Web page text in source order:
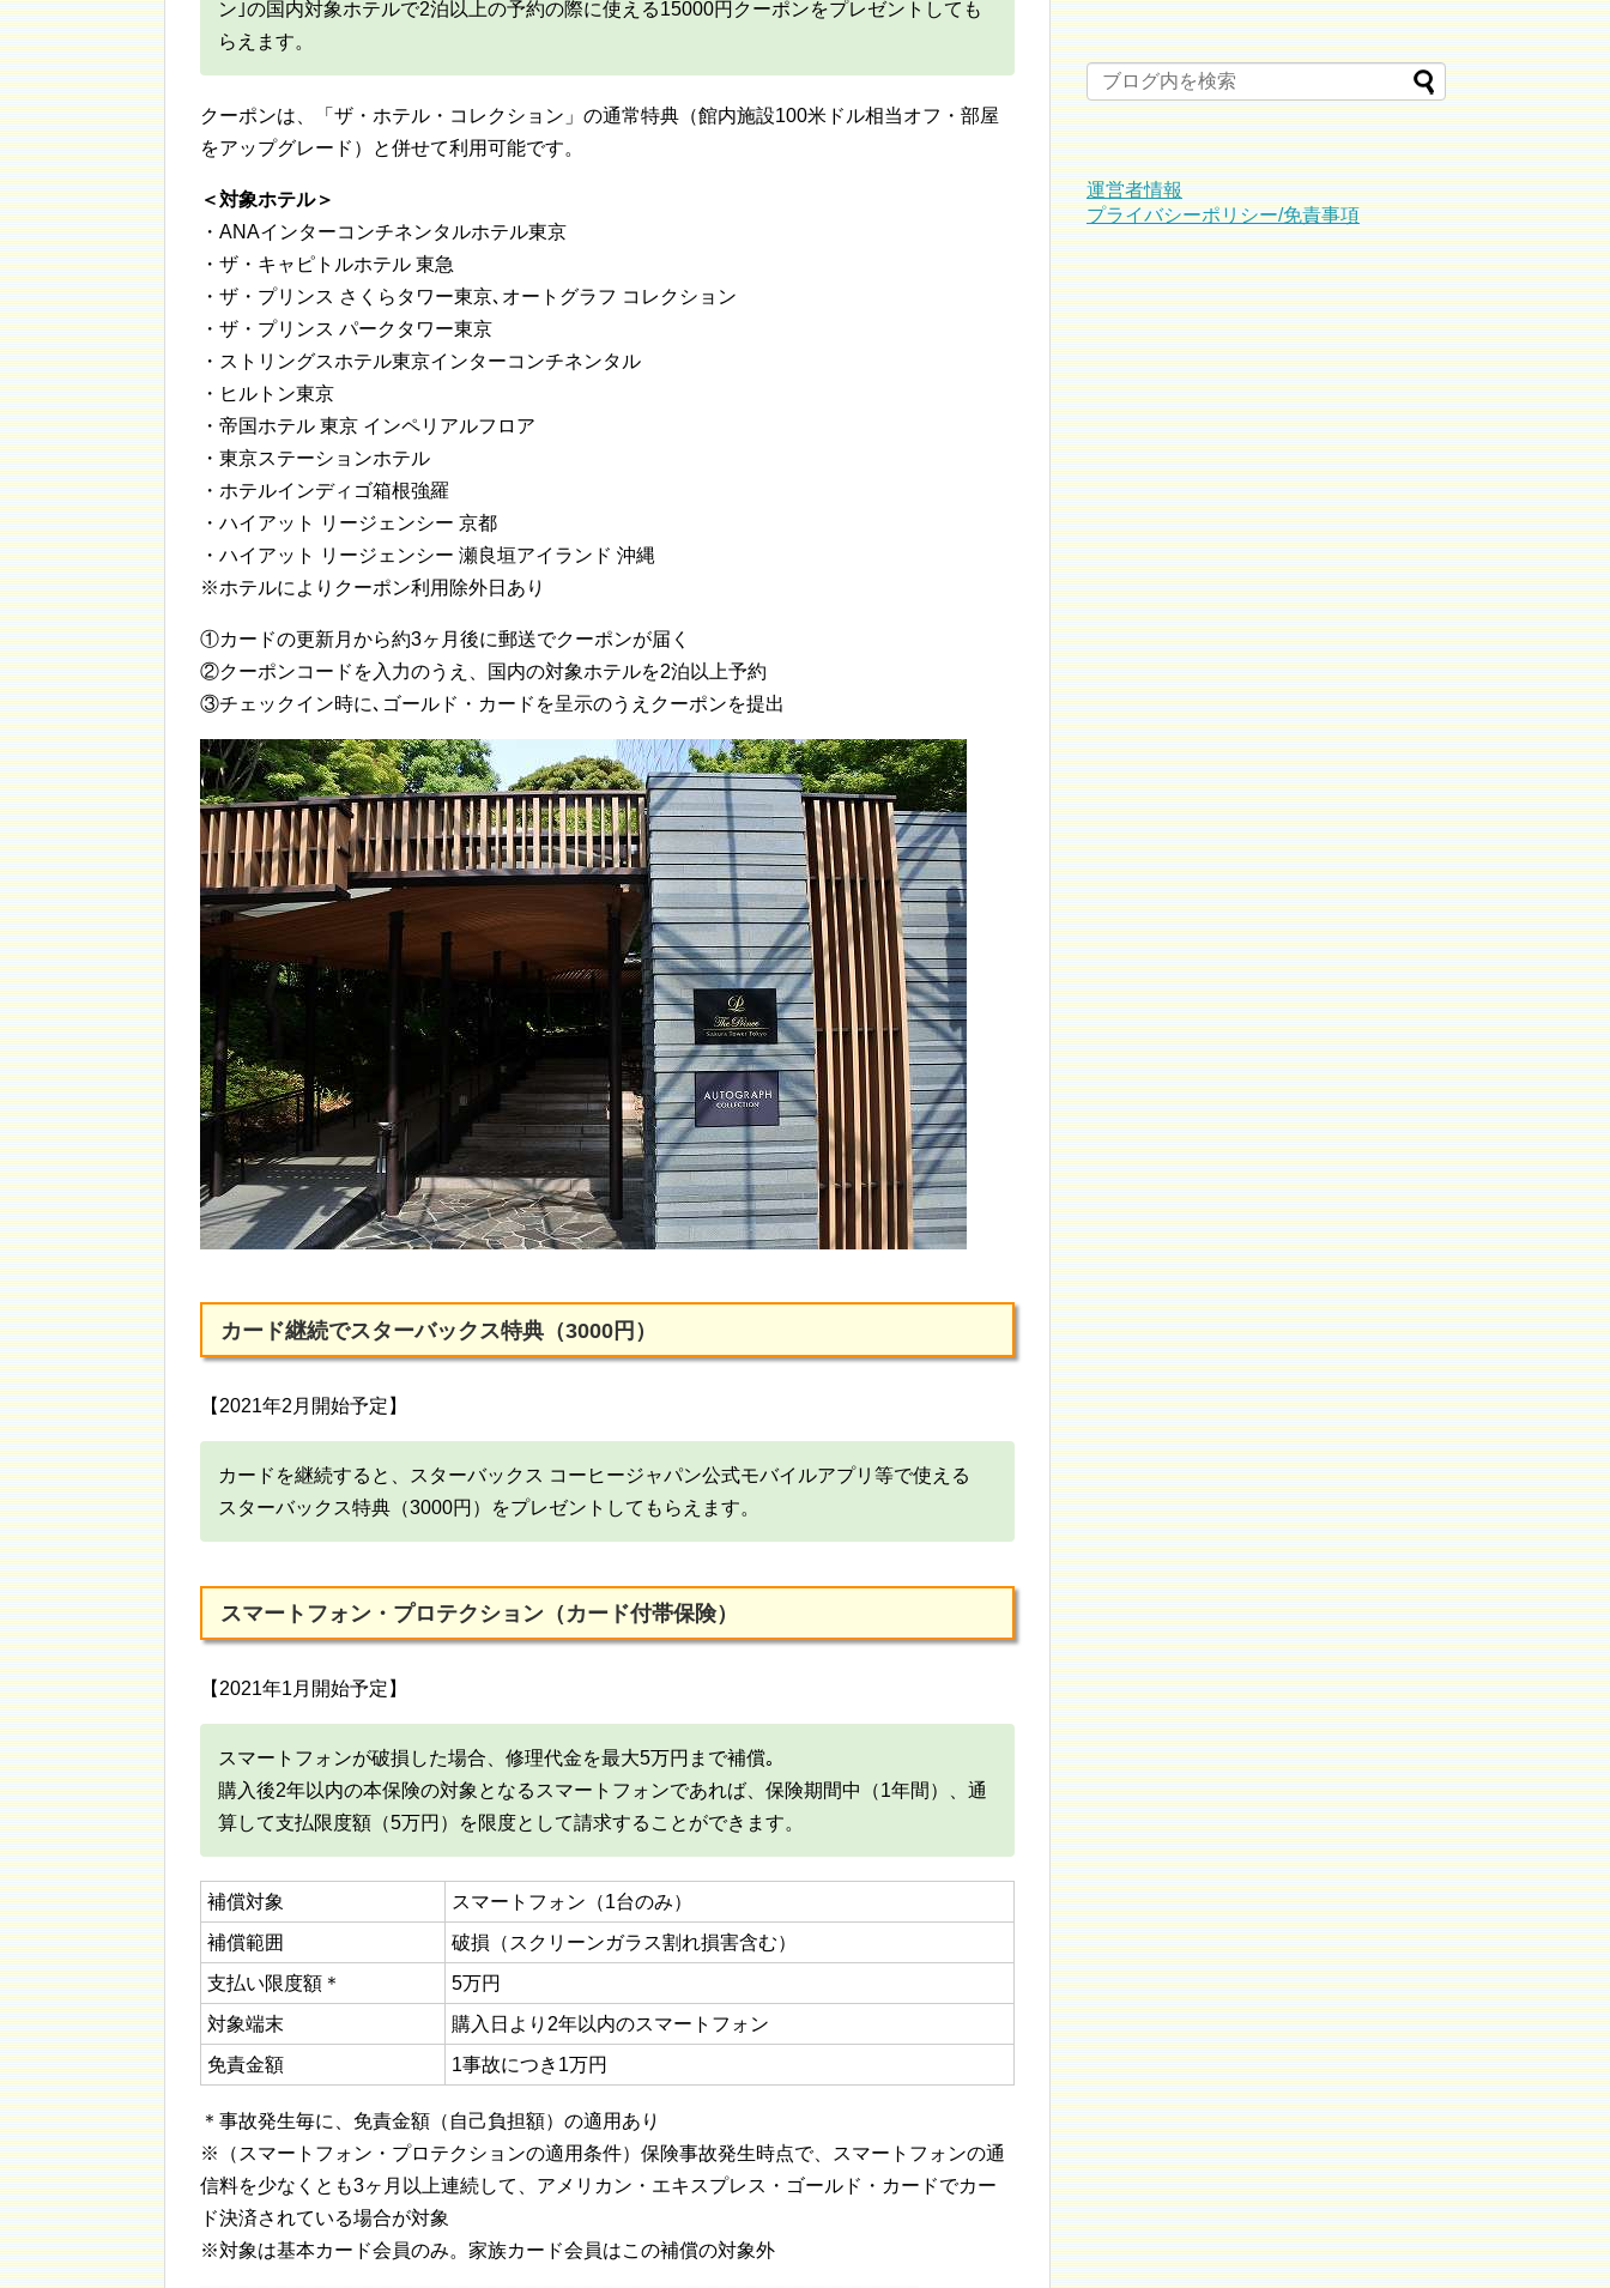
ン｣の国内対象ホテルで2泊以上の予約の際に使える15000円クーポンをプレゼントしても
らえます。
クーポンは、「ザ・ホテル・コレクション」の通常特典（館内施設100米ドル相当オフ・部屋
をアップグレード）と併せて利用可能です。
＜対象ホテル＞
・ANAインターコンチネンタルホテル東京
・ザ・キャピトルホテル 東急
・ザ・プリンス さくらタワー東京､オートグラフ コレクション
・ザ・プリンス パークタワー東京
・ストリングスホテル東京インターコンチネンタル
・ヒルトン東京
・帝国ホテル 東京 インペリアルフロア
・東京ステーションホテル
・ホテルインディゴ箱根強羅
・ハイアット リージェンシー 京都
・ハイアット リージェンシー 瀬良垣アイランド 沖縄
※ホテルによりクーポン利用除外日あり
①カードの更新月から約3ヶ月後に郵送でクーポンが届く
②クーポンコードを入力のうえ、国内の対象ホテルを2泊以上予約
③チェックイン時に､ゴールド・カードを呈示のうえクーポンを提出
カード継続でスターバックス特典（3000円）
【2021年2月開始予定】
カードを継続すると、スターバックス コーヒージャパン公式モバイルアプリ等で使える
スターバックス特典（3000円）をプレゼントしてもらえます。
スマートフォン・プロテクション（カード付帯保険）
【2021年1月開始予定】
スマートフォンが破損した場合、修理代金を最大5万円まで補償｡
購入後2年以内の本保険の対象となるスマートフォンであれば、保険期間中（1年間）、通
算して支払限度額（5万円）を限度として請求することができます。
補償対象
スマートフォン（1台のみ）
補償範囲
破損（スクリーンガラス割れ損害含む）
支払い限度額＊
5万円
対象端末
購入日より2年以内のスマートフォン
免責金額
1事故につき1万円
＊事故発生毎に、免責金額（自己負担額）の適用あり
※（スマートフォン・プロテクションの適用条件）保険事故発生時点で、スマートフォンの通
信料を少なくとも3ヶ月以上連続して、アメリカン・エキスプレス・ゴールド・カードでカー
ド決済されている場合が対象
※対象は基本カード会員のみ。家族カード会員はこの補償の対象外
運営者情報
プライバシーポリシー/免責事項